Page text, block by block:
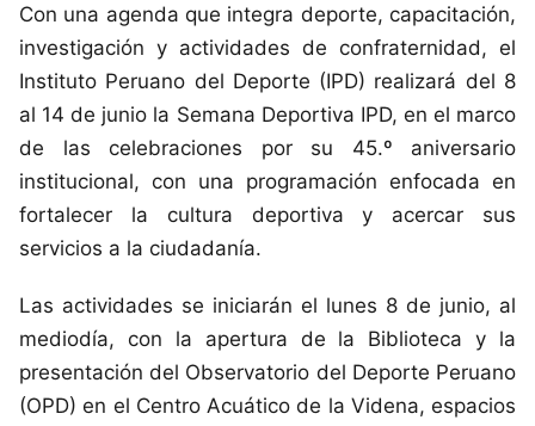
Con una agenda que integra deporte, capacitación,
investigación y actividades de confraternidad, el
Instituto Peruano del Deporte (IPD) realizará del 8
al 14 de junio la Semana Deportiva IPD, en el marco
de las celebraciones por su 45.º aniversario
institucional, con una programación enfocada en
fortalecer la cultura deportiva y acercar sus
servicios a la ciudadanía.
Las actividades se iniciarán el lunes 8 de junio, al
mediodía, con la apertura de la Biblioteca y la
presentación del Observatorio del Deporte Peruano
(OPD) en el Centro Acuático de la Videna, espacios